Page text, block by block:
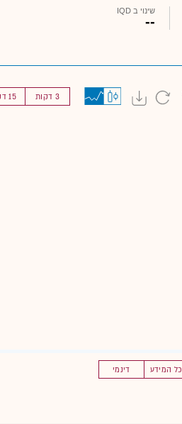
שינוי ב IQD
--
15 דקות 3 דקות
כל המידע דינמי